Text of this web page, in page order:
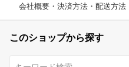
会社概要・決済方法・配送方法
このショップから探す